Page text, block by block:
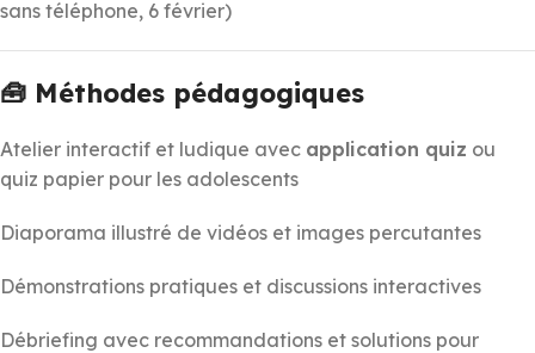
sans téléphone, 6 février)
🧰 Méthodes pédagogiques
Atelier interactif et ludique avec application quiz ou
quiz papier pour les adolescents
Diaporama illustré de vidéos et images percutantes
Démonstrations pratiques et discussions interactives
Débriefing avec recommandations et solutions pour